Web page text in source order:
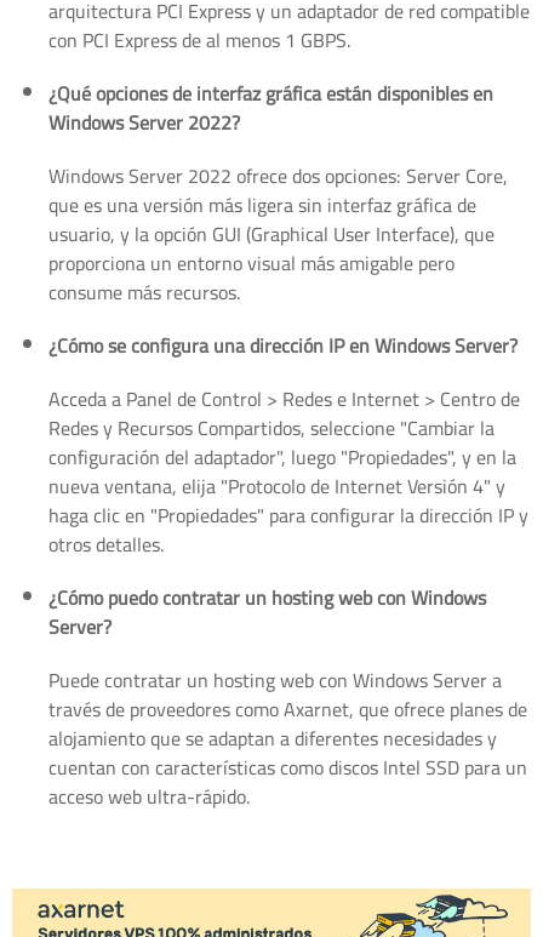
arquitectura PCI Express y un adaptador de red compatible
con PCI Express de al menos 1 GBPS.
¿Qué opciones de interfaz gráfica están disponibles en
Windows Server 2022?
Windows Server 2022 ofrece dos opciones: Server Core,
que es una versión más ligera sin interfaz gráfica de
usuario, y la opción GUI (Graphical User Interface), que
proporciona un entorno visual más amigable pero
consume más recursos.
¿Cómo se configura una dirección IP en Windows Server?
Acceda a Panel de Control > Redes e Internet > Centro de
Redes y Recursos Compartidos, seleccione "Cambiar la
configuración del adaptador", luego "Propiedades", y en la
nueva ventana, elija "Protocolo de Internet Versión 4" y
haga clic en "Propiedades" para configurar la dirección IP y
otros detalles.
¿Cómo puedo contratar un hosting web con Windows
Server?
Puede contratar un hosting web con Windows Server a
través de proveedores como Axarnet, que ofrece planes de
alojamiento que se adaptan a diferentes necesidades y
cuentan con características como discos Intel SSD para un
acceso web ultra-rápido.